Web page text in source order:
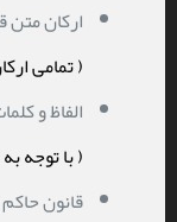
ارکان متن
( تمامی
الفاظ و
( با توجه
قانون